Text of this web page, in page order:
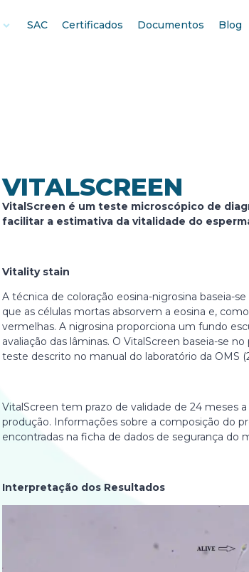
SAC Certificados Documentos Blog
VITALSCREEN
VitalScreen é um teste microscópico de
facilitar a estimativa da vitalidade do
Vitality stain
A técnica de coloração eosina-nigrosina baseia-
que as células mortas absorvem a eosina e,
vermelhas. A nigrosina proporciona um fundo
avaliação das lâminas. O VitalScreen baseia-se
teste descrito no manual do laboratório da OMS
VitalScreen tem prazo de validade de 24 meses
produção. Informações sobre a composição do
encontradas na ficha de dados de segurança do
Interpretação dos Resultados